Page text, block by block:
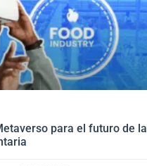
para el futuro de la